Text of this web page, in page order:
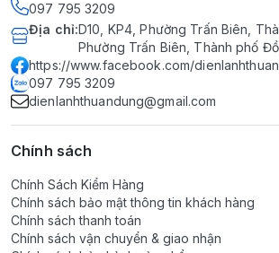
097 795 3209
Địa chỉ:D10, KP4, Phường Trấn Biên,
Phường Trấn Biên, Thành phố
https://www.facebook.com/
097 795 3209
dienlanhthuandung@gmail.com
Chính sách
Chính Sách Kiểm Hàng
Chính sách bảo mật thông tin khách hàng
Chính sách thanh toán
Chính sách vận chuyển & giao nhận